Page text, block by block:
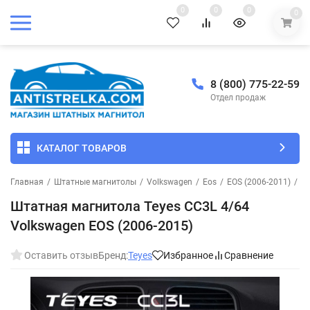
0 0 0 0
8 (800) 775-22-59
Отдел продаж
КАТАЛОГ ТОВАРОВ
Главная / Штатные магнитолы / Volkswagen / Eos / EOS (2006-2011) /
Штатная магнитола Teyes CC3L 4/64
Volkswagen EOS (2006-2015)
Оставить отзывБренд:Teyes Избранное Сравнение